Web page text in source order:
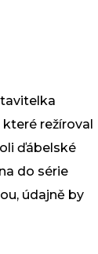
režíroval
ďábelské
do série
údajně by